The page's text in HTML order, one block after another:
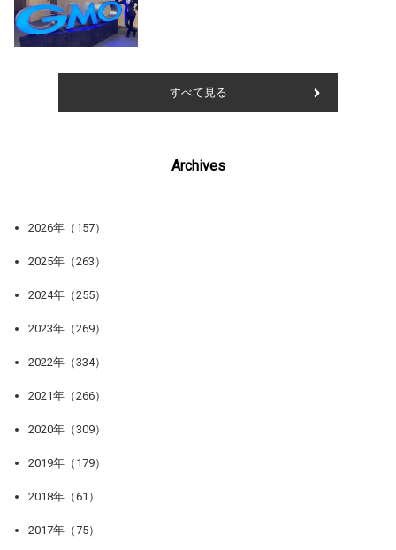
すべて見る
Archives
2026年（157）
2025年（263）
2024年（255）
2023年（269）
2022年（334）
2021年（266）
2020年（309）
2019年（179）
2018年（61）
2017年（75）